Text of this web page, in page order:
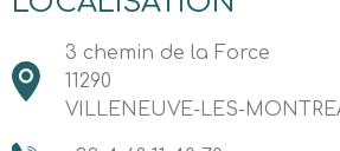
3 chemin de la Force
11290
VILLENEUVE-LES-